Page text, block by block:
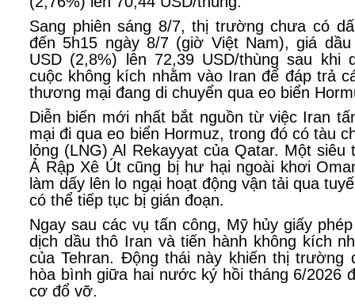
Sang phiên sáng 8/7, thị trường chưa có
đến 5h15 ngày 8/7 (giờ Việt Nam), giá
USD (2,8%) lên 72,39 USD/thùng sau khi
cuộc không kích nhằm vào Iran để đáp trả
thương mại đang di chuyển qua eo biển
Diễn biến mới nhất bắt nguồn từ việc Iran
mại đi qua eo biển Hormuz, trong đó có tàu
lỏng (LNG) Al Rekayyat của Qatar. Một
Ả Rập Xê Út cũng bị hư hại ngoài khơi
làm dấy lên lo ngại hoạt động vận tải qua
có thể tiếp tục bị gián đoạn.
Ngay sau các vụ tấn công, Mỹ hủy giấy
dịch dầu thô Iran và tiến hành không kích
của Tehran. Động thái này khiến thị trường
hòa bình giữa hai nước ký hồi tháng 6/2026
cơ đổ vỡ.